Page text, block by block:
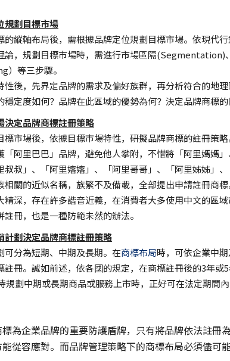
規劃目標市場
的縱軸布局後，需根據品牌定位規劃目標市場。依現
論，規劃目標市場時，需進行市場區隔
）等三步驟。
性後，先界定品牌的需求及偏好族群，再分析符合的地
穩定度如何？品牌在此區域的優勢為何？決定品牌商標的
決定品牌商標註冊策略
標市場後，依據目標市場特性，研擬品牌商標的註冊策
「阿里巴巴」品牌，避免他人攀附，不惜將「阿里媽媽
叔叔」、「阿里嬸嬸」、「阿里哥哥」、「阿里姊姊」
相關的近似名稱，族繁不及備載，全部提出申請註冊商標
精深，存在許多諧音近義，在消費者大多使用中文的區
註冊，也是一種防範未然的辦法。
計劃決定品牌商標註冊策略
可分為短期、中期及長期。在商標布局時，可依企業中
註冊。誠如前述，依各國的規定，在商標註冊後的3年
規劃中期或長期商品或服務上市時，正好可在法定期間
為企業品牌的重要防護盾牌，只有將品牌依法註冊
從容應對。而品牌管理策略下的商標布局必須儘可